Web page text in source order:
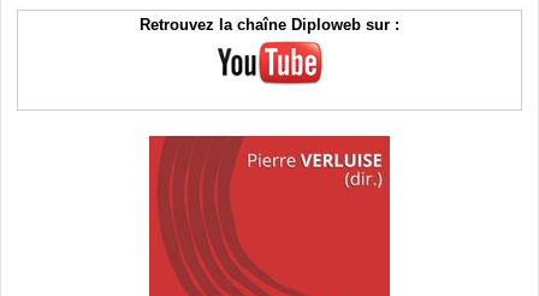
Retrouvez la chaîne Diploweb sur :